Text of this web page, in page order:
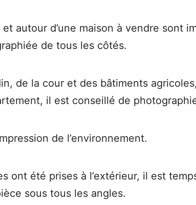
autour d’une maison à vendre sont
de tous les côtés.
de la cour et des bâtiments
il est conseillé de
de l’environnement.
ont été prises à l’extérieur, il est
sous tous les angles.